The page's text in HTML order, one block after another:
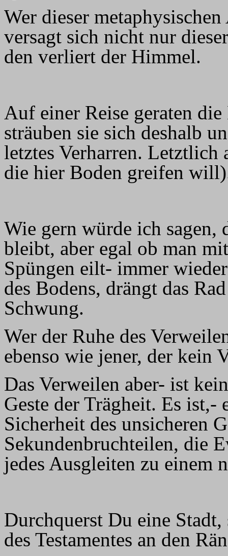
Wer dieser
versagt sich nicht nur
den verliert der Himmel.
Auf einer Reise geraten
sträuben sie sich deshalb
letztes Verharren. Letztlich
die hier Boden greifen
Wie gern würde ich sagen,
bleibt, aber egal ob man
Spüngen eilt- immer
des Bodens, drängt das
Schwung.
Wer der Ruhe des
ebenso wie jener, der kein
Das Verweilen aber- ist
Geste der Trägheit. Es ist,-
Sicherheit des unsicheren
Sekundenbruchteilen, die
jedes Ausgleiten zu einem
Durchquerst Du eine
des Testamentes an den